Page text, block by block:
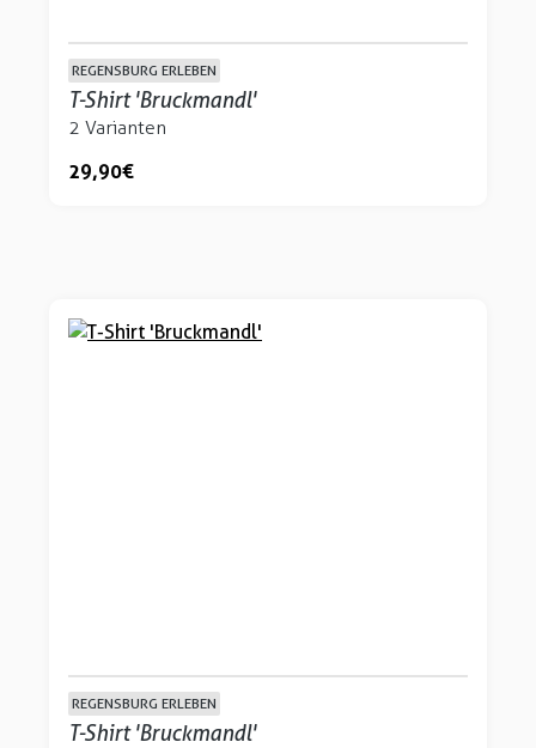
REGENSBURG ERLEBEN
T-Shirt 'Bruckmandl'
2 Varianten
29,90 €
REGENSBURG ERLEBEN
T-Shirt 'Bruckmandl'